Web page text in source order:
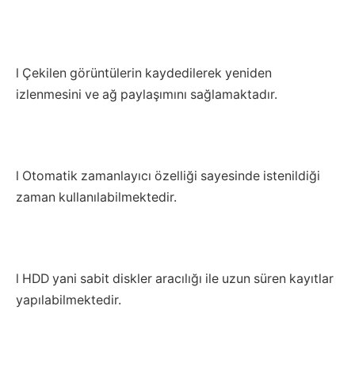
l Çekilen görüntülerin kaydedilerek yeniden
izlenmesini ve ağ paylaşımını sağlamaktadır.
l Otomatik zamanlayıcı özelliği sayesinde istenildiği
zaman kullanılabilmektedir.
l HDD yani sabit diskler aracılığı ile uzun süren kayıtlar
yapılabilmektedir.